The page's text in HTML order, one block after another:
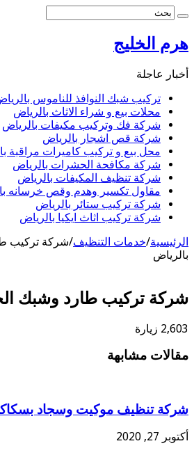
هرم الخليج
أخبار عاجلة
تركيب شبك النوافذ للناموس
محلات بيع و شراء الاثاث بالرياض
شركة فك وتركيب مكيفات بالرياض
شركة قص اشجار بالرياض
محل بيع و تركيب كاميرات مراقبة
شركة مكافحة الحشرات بالرياض
شركة تنظيف المكيفات بالرياض
مقاول تكسير وهدم وقص خرسانه
شركة تركيب ستائر بالرياض
شركة تركيب اثاث ايكيا بالرياض
الرئيسية/خدمات التنظيف/شركة تركيب
بالرياض
شركة تركيب طارد وشبك
2,603 زيارة
مقالات مشابهة
شركة تنظيف موكيت وسجاد
أكتوبر 27, 2020